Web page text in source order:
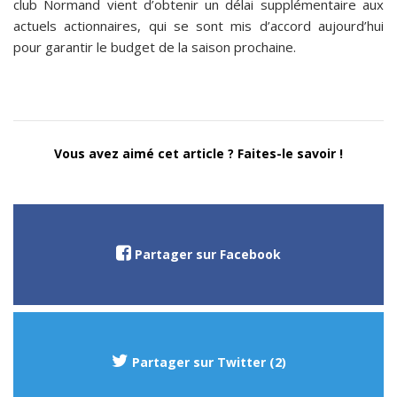
club Normand vient d’obtenir un délai supplémentaire aux
actuels actionnaires, qui se sont mis d’accord aujourd’hui
pour garantir le budget de la saison prochaine.
Vous avez aimé cet article ? Faites-le savoir !
Partager sur Facebook
Partager sur Twitter (2)